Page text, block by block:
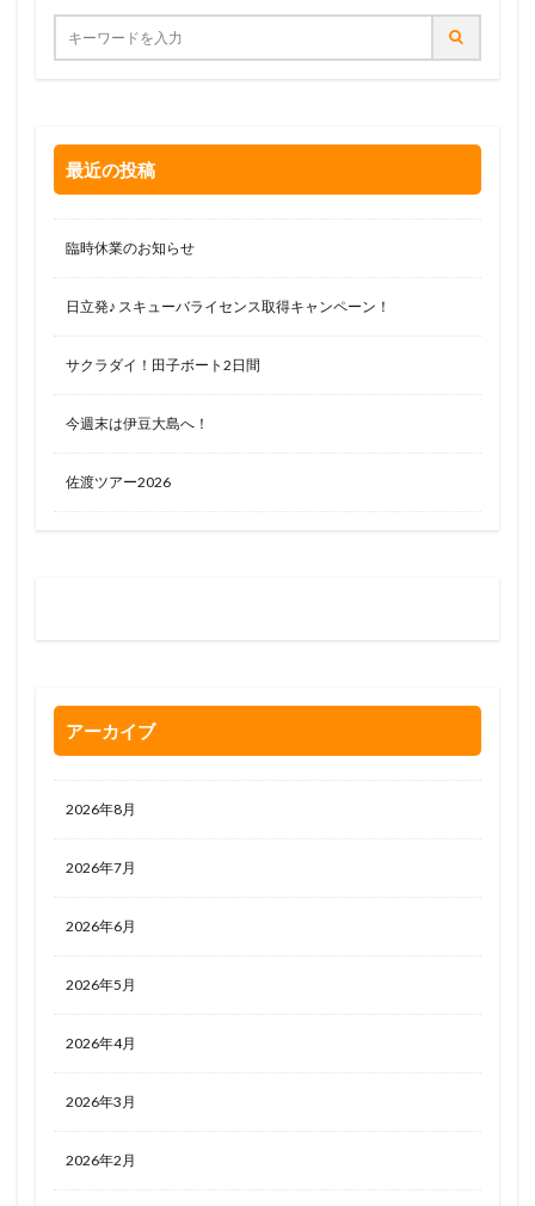
最近の投稿
臨時休業のお知らせ
日立発♪ スキューバライセンス取得キャンペーン！
サクラダイ！田子ボート2日間
今週末は伊豆大島へ！
佐渡ツアー2026
アーカイブ
2026年8月
2026年7月
2026年6月
2026年5月
2026年4月
2026年3月
2026年2月